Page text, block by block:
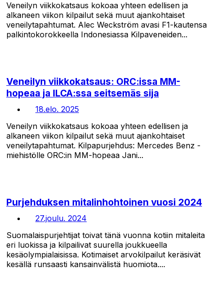
Veneilyn viikkokatsaus kokoaa yhteen edellisen ja
alkaneen viikon kilpailut sekä muut ajankohtaiset
veneilytapahtumat. Alec Weckström avasi F1-kautensa
palkintokorokkeella Indonesiassa Kilpaveneiden...
Veneilyn viikkokatsaus: ORC:issa MM-
hopeaa ja ILCA:ssa seitsemäs sija
18.elo. 2025
Veneilyn viikkokatsaus kokoaa yhteen edellisen ja
alkaneen viikon kilpailut sekä muut ajankohtaiset
veneilytapahtumat. Kilpapurjehdus: Mercedes Benz -
miehistölle ORC:in MM-hopeaa Jani...
Purjehduksen mitalinhohtoinen vuosi 2024
27.joulu. 2024
Suomalaispurjehtijat toivat tänä vuonna kotiin mitaleita
eri luokissa ja kilpailivat suurella joukkueella
kesäolympialaisissa. Kotimaiset arvokilpailut keräsivät
kesällä runsaasti kansainvälistä huomiota....